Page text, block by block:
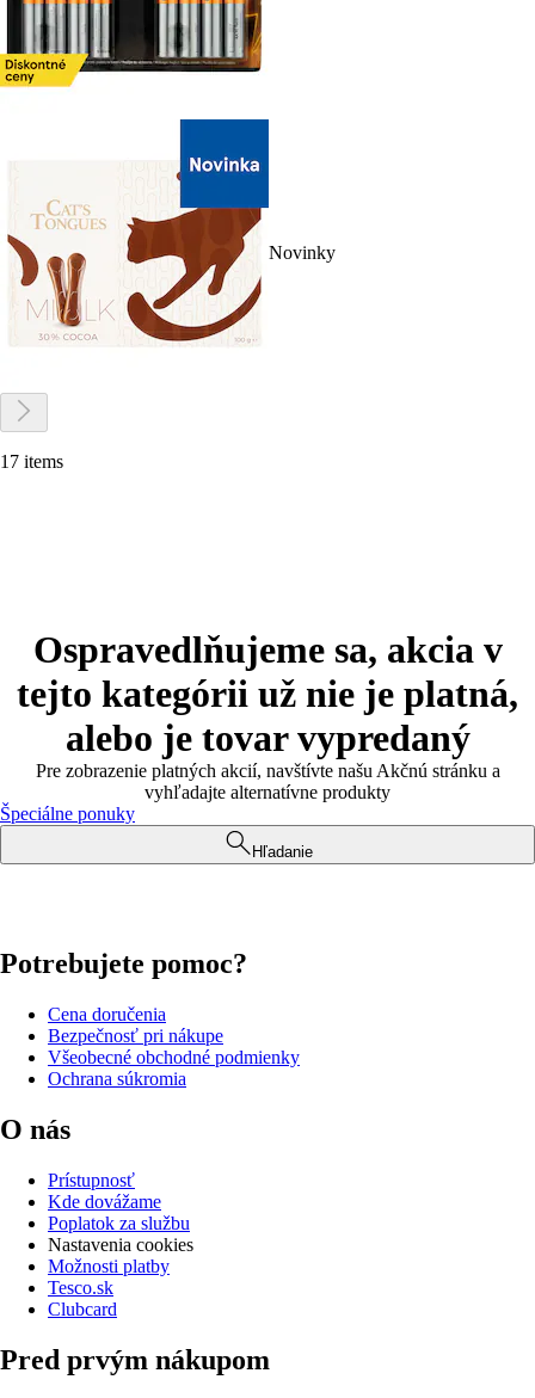
Novinky
17 items
Ospravedlňujeme sa, akcia v
tejto kategórii už nie je platná,
alebo je tovar vypredaný
Pre zobrazenie platných akcií, navštívte našu Akčnú stránku a
vyhľadajte alternatívne produkty
Špeciálne ponuky
Hľadanie
Potrebujete pomoc?
Cena doručenia
Bezpečnosť pri nákupe
Všeobecné obchodné podmienky
Ochrana súkromia
O nás
Prístupnosť
Kde dovážame
Poplatok za službu
Nastavenia cookies
Možnosti platby
Tesco.sk
Clubcard
Pred prvým nákupom